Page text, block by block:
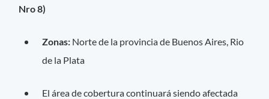
Nro 8)
Zonas: Norte de la provincia de Buenos Aires, Rio
de la Plata
El área de cobertura continuará siendo afectada